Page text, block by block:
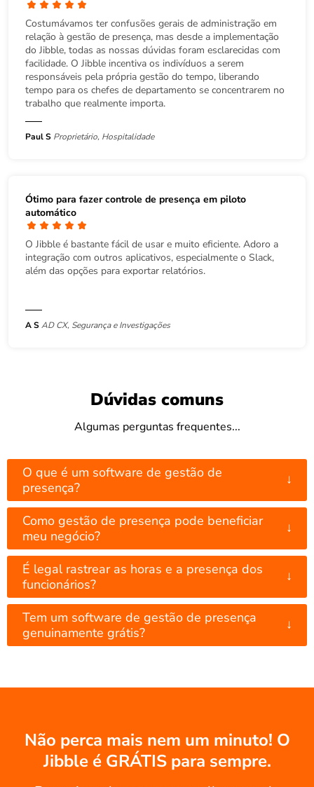
Costumávamos ter confusões gerais de administração em
relação à gestão de presença, mas desde a implementação
do Jibble, todas as nossas dúvidas foram esclarecidas com
facilidade. O Jibble incentiva os indivíduos a serem
responsáveis pela própria gestão do tempo, liberando
tempo para os chefes de departamento se concentrarem no
trabalho que realmente importa.
Paul S Proprietário, Hospitalidade
Ótimo para fazer controle de presença em piloto
automático
O Jibble é bastante fácil de usar e muito eficiente. Adoro a
integração com outros aplicativos, especialmente o Slack,
além das opções para exportar relatórios.
A SAD CX, Segurança e Investigações
Dúvidas comuns
Algumas perguntas frequentes...
O que é um software de gestão de
presença?
↓
Como gestão de presença pode beneficiar
meu negócio?
↓
É legal rastrear as horas e a presença dos
funcionários?
↓
Tem um software de gestão de presença
genuinamente grátis?
↓
Não perca mais nem um minuto! O
Jibble é GRÁTIS para sempre.